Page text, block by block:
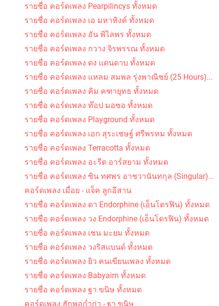
รายชื่อ คอร์ดเพลง Pearpilincys ทั้งหมด
รายชื่อ คอร์ดเพลง เอ มหาหิงค์ ทั้งหมด
รายชื่อ คอร์ดเพลง อัน พิไลพร ทั้งหมด
รายชื่อ คอร์ดเพลง กวาง จิรพรรณ ทั้งหมด
รายชื่อ คอร์ดเพลง ดง แดนดาบ ทั้งหมด
รายชื่อ คอร์ดเพลง แหลม สมพล รุ่งพาณิชย์ (25 Hours)...
รายชื่อ คอร์ดเพลง คิม คฑายุทธ ทั้งหมด
รายชื่อ คอร์ดเพลง ท๊อป มอซอ ทั้งหมด
รายชื่อ คอร์ดเพลง Playground ทั้งหมด
รายชื่อ คอร์ดเพลง เอก สุระเชษฐ์ ศรีพรหม ทั้งหมด
รายชื่อ คอร์ดเพลง Terracotta ทั้งหมด
รายชื่อ คอร์ดเพลง อะรีด อาร์สยาม ทั้งหมด
รายชื่อ คอร์ดเพลง ซิน ทศพร อาชวานันทกุล (Singular)...
คอร์ดเพลง เมื่อย - แจ็ค ลูกอีสาน
รายชื่อ คอร์ดเพลง ดา Endorphine (เอ็นโดรฟิน) ทั้งหมด
รายชื่อ คอร์ดเพลง วง Endorphine (เอ็นโดรฟิน) ทั้งหมด
รายชื่อ คอร์ดเพลง เชน มะยม ทั้งหมด
รายชื่อ คอร์ดเพลง วงริสแบนด์ ทั้งหมด
รายชื่อ คอร์ดเพลง ยิว คนเขียนเพลง ทั้งหมด
รายชื่อ คอร์ดเพลง Babyaim ทั้งหมด
รายชื่อ คอร์ดเพลง ฐา ขนิษ ทั้งหมด
คอร์ดเพลง ฮักพอก่ำก่า - ฐา ขนิษ